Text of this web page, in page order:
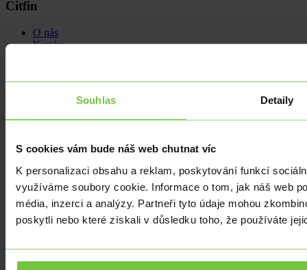
Souhlas Detaily
S cookies vám bude náš web chutnat víc
K personalizaci obsahu a reklam, poskytování funkcí
využíváme soubory cookie. Informace o tom, jak náš web
média, inzerci a analýzy. Partneři tyto údaje mohou
poskytli nebo které získali v důsledku toho, že používáte
Citfin
O nás
Kariéra
Informační povinnost
Podmínky užití